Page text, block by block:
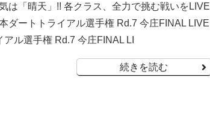
は「晴天」!! 各クラス、全力で挑む戦いをLIVE
ートトライアル選手権 Rd.7 今庄FINAL LIVE
ル選手権 Rd.7 今庄FINAL LI
続きを読む